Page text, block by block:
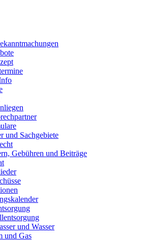
und Sachgebiete
Gebühren und Beiträge
und Wasser
und Gas